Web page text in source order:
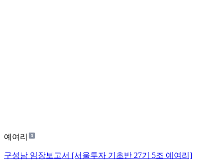
예여리
구성남 임장보고서 [서울투자 기초반 27기 5조 예여리]